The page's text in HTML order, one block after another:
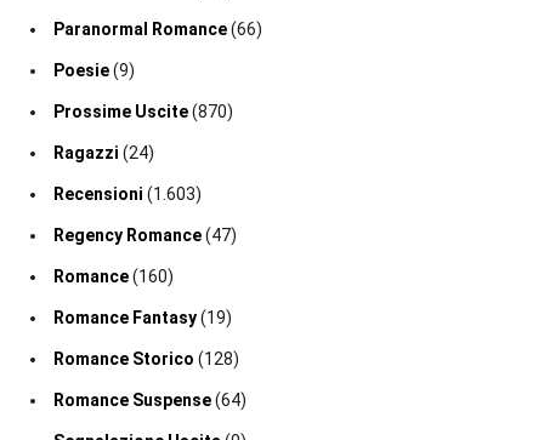
Paranormal Romance(66)
Poesie(9)
Prossime Uscite(870)
Ragazzi (24)
Recensioni (1.603)
Regency Romance(47)
Romance(160)
Romance Fantasy(19)
Romance Storico (128)
Romance Suspense(64)